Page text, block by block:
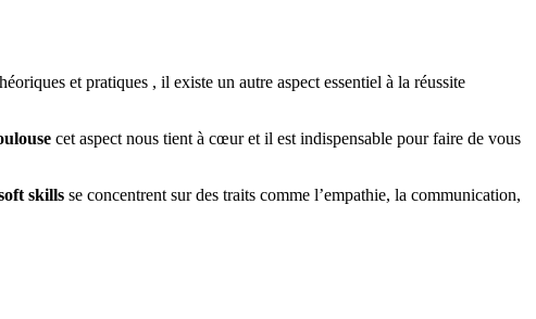
et pratiques , il existe un autre aspect essentiel à la réussite
cet aspect nous tient à cœur et il est indispensable pour faire de vous
skills se concentrent sur des traits comme l’empathie, la communication,